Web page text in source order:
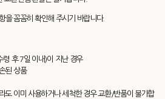
을 꼼꼼히 확인해 주시기 바랍니다.
령 후 7일 이내)이 지난 경우
된 상품
도 이미 사용하거나 세척한 경우 교환/반품이 불가합